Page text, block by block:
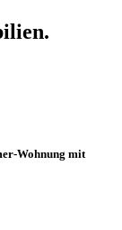
Wohnung mit